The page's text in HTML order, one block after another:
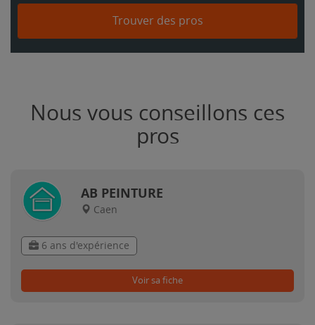
Trouver des pros
Nous vous conseillons ces
pros
AB PEINTURE
Caen
6 ans d'expérience
Voir sa fiche